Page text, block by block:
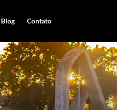
Blog Contato